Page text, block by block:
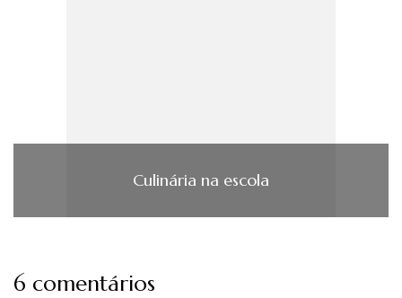
Culinária na escola
6 comentários